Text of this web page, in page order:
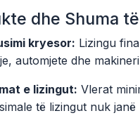
dhe Shuma
kryesor: Lizingu
automjete dhe
e lizingut: Vlerat
të lizingut nuk